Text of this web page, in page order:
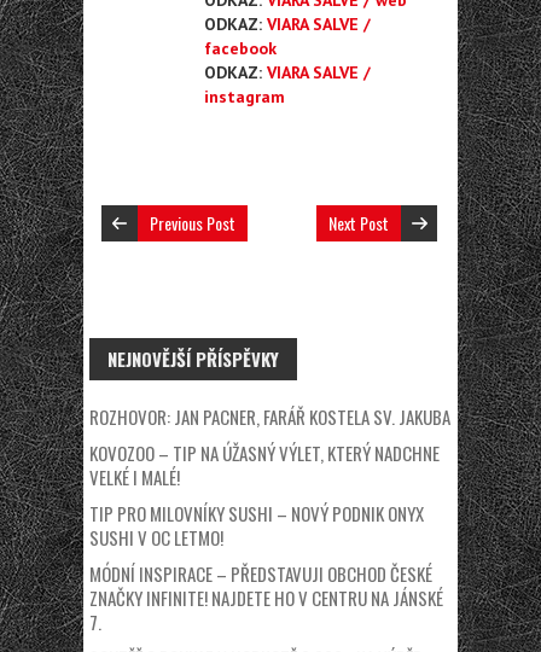
ODKAZ: VIARA SALVE /
facebook
ODKAZ: VIARA SALVE /
instagram
Previous Post Next Post
NEJNOVĚJŠÍ PŘÍSPĚVKY
ROZHOVOR: JAN PACNER, FARÁŘ KOSTELA SV. JAKUBA
KOVOZOO – TIP NA ÚŽASNÝ VÝLET, KTERÝ NADCHNE
VELKÉ I MALÉ!
TIP PRO MILOVNÍKY SUSHI – NOVÝ PODNIK ONYX
SUSHI V OC LETMO!
MÓDNÍ INSPIRACE – PŘEDSTAVUJI OBCHOD ČESKÉ
ZNAČKY INFINITE! NAJDETE HO V CENTRU NA JÁNSKÉ
7.